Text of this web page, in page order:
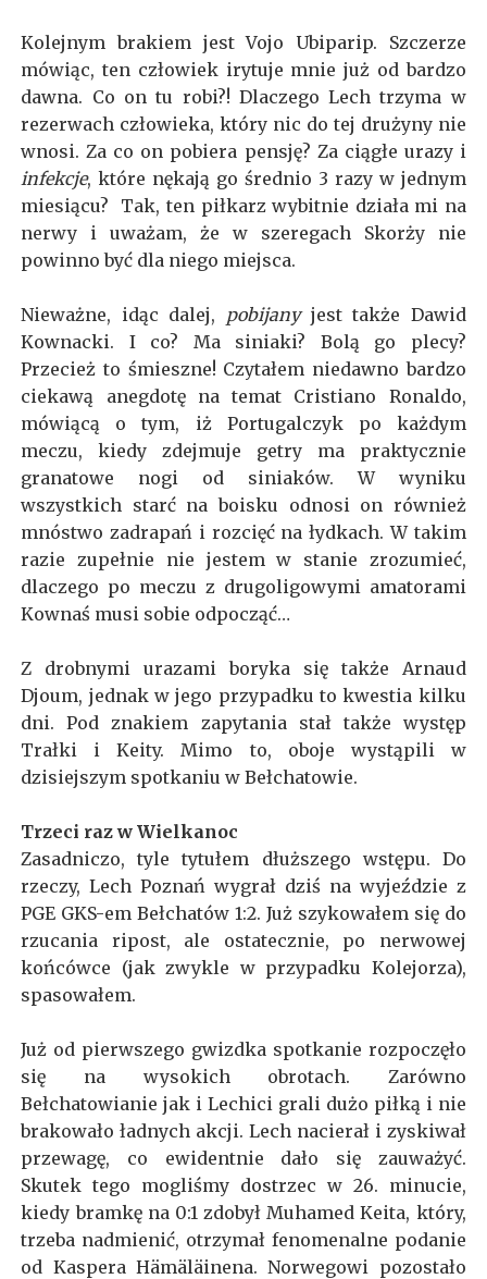
Kolejnym brakiem jest Vojo Ubiparip. Szczerze
mówiąc, ten człowiek irytuje mnie już od bardzo
dawna. Co on tu robi?! Dlaczego Lech trzyma w
rezerwach człowieka, który nic do tej drużyny nie
wnosi. Za co on pobiera pensję? Za ciągłe urazy i
infekcje, które nękają go średnio 3 razy w jednym
miesiącu? Tak, ten piłkarz wybitnie działa mi na
nerwy i uważam, że w szeregach Skorży nie
powinno być dla niego miejsca.
Nieważne, idąc dalej, pobijanyjest także Dawid
Kownacki. I co? Ma siniaki? Bolą go plecy?
Przecież to śmieszne! Czytałem niedawno bardzo
ciekawą anegdotę na temat Cristiano Ronaldo,
mówiącą o tym, iż Portugalczyk po każdym
meczu, kiedy zdejmuje getry ma praktycznie
granatowe nogi od siniaków. W wyniku
wszystkich starć na boisku odnosi on również
mnóstwo zadrapań i rozcięć na łydkach. W takim
razie zupełnie nie jestem w stanie zrozumieć,
dlaczego po meczu z drugoligowymi amatorami
Kownaś musi sobie odpocząć…
Z drobnymi urazami boryka się także Arnaud
Djoum, jednak w jego przypadku to kwestia kilku
dni. Pod znakiem zapytania stał także występ
Trałki i Keity. Mimo to, oboje wystąpili w
dzisiejszym spotkaniu w Bełchatowie.
Trzeci raz w Wielkanoc
Zasadniczo, tyle tytułem dłuższego wstępu. Do
rzeczy, Lech Poznań wygrał dziś na wyjeździe z
PGE GKS-em Bełchatów 1:2. Już szykowałem się do
rzucania ripost, ale ostatecznie, po nerwowej
końcówce (jak zwykle w przypadku Kolejorza),
spasowałem.
Już od pierwszego gwizdka spotkanie rozpoczęło
się na wysokich obrotach. Zarówno
Bełchatowianie jak i Lechici grali dużo piłką i nie
brakowało ładnych akcji. Lech nacierał i zyskiwał
przewagę, co ewidentnie dało się zauważyć.
Skutek tego mogliśmy dostrzec w 26. minucie,
kiedy bramkę na 0:1 zdobył Muhamed Keita, który,
trzeba nadmienić, otrzymał fenomenalne podanie
od Kaspera Hämäläinena. Norwegowi pozostało